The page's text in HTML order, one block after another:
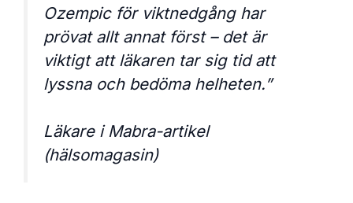
Ozempic för viktnedgång har
prövat allt annat först – det är
viktigt att läkaren tar sig tid att
lyssna och bedöma helheten.”
Läkare i Mabra-artikel
(hälsomagasin)